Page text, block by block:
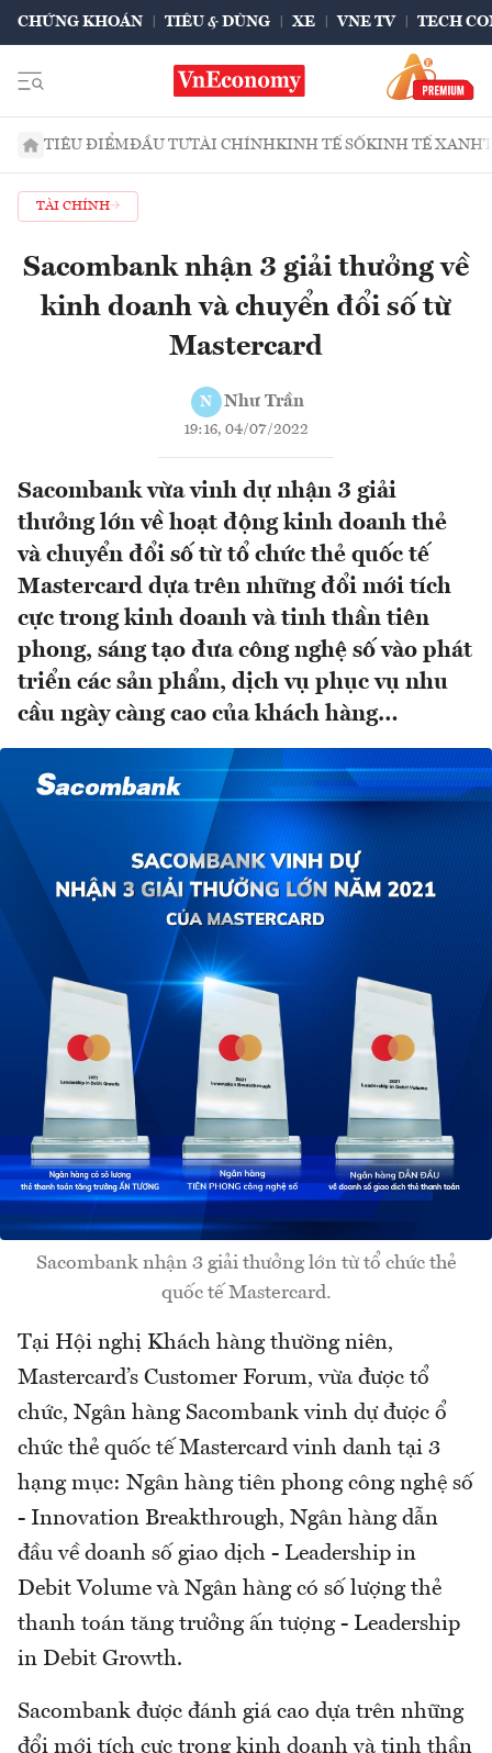
CHỨNG KHOÁN TIÊU & DÙNG XE VNE TV TECH
TIÊU ĐIỂMĐẦU TƯTÀI CHÍNHKINH TẾ SỐKINH TẾ XANH
TÀI CHÍNH
Sacombank nhận 3 giải thưởng về
kinh doanh và chuyển đổi số từ
Mastercard
N Như Trần
19:16, 04/07/2022
Sacombank vừa vinh dự nhận 3 giải
thưởng lớn về hoạt động kinh doanh thẻ
và chuyển đổi số từ tổ chức thẻ quốc tế
Mastercard dựa trên những đổi mới tích
cực trong kinh doanh và tinh thần tiên
phong, sáng tạo đưa công nghệ số vào phát
triển các sản phẩm, dịch vụ phục vụ nhu
cầu ngày càng cao của khách hàng…
Sacombank nhận 3 giải thưởng lớn từ tổ chức thẻ
quốc tế Mastercard.
Tại Hội nghị Khách hàng thường niên,
Mastercard’s Customer Forum, vừa được tổ
chức, Ngân hàng Sacombank vinh dự được ổ
chức thẻ quốc tế Mastercard vinh danh tại 3
hạng mục: Ngân hàng tiên phong công nghệ số
- Innovation Breakthrough, Ngân hàng dẫn
đầu về doanh số giao dịch - Leadership in
Debit Volume và Ngân hàng có số lượng thẻ
thanh toán tăng trưởng ấn tượng - Leadership
in Debit Growth.
Sacombank được đánh giá cao dựa trên những
đổi mới tích cực trong kinh doanh và tinh thần